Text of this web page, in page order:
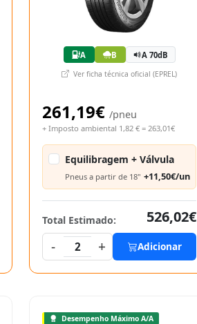
A B A 70dB
Ver ficha técnica oficial (EPREL)
261,19€ /pneu
+ Imposto ambiental 1,82 € = 263,01€
Equilibragem + Válvula
Pneus a partir de 18" +11,50€/un
Total Estimado:
526,02€
-
2 + Adicionar
Desempenho Máximo A/A